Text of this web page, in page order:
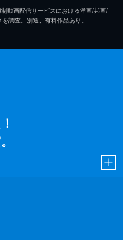
動画配信サービスにおける洋画/邦画/
調査。別途、有料作品あり。